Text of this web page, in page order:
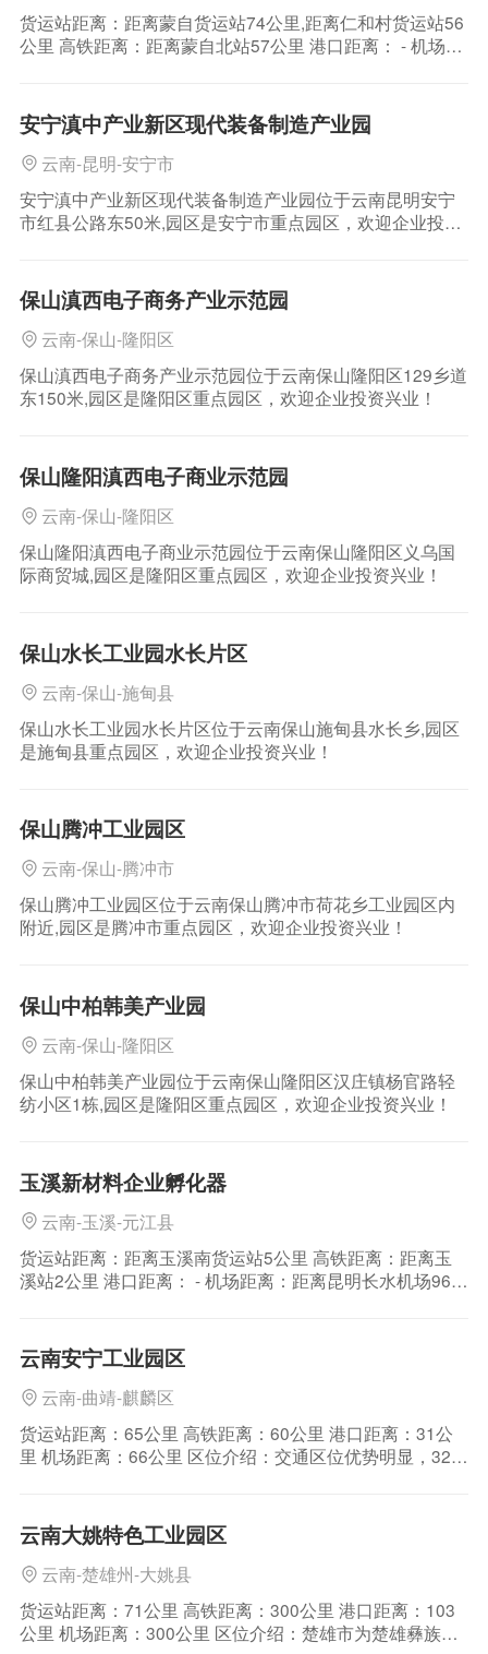
货运站距离：距离蒙自货运站74公里,距离仁和村货运站56
公里 高铁距离：距离蒙自北站57公里 港口距离： - 机场距
间，地处云南省东南部，北连昆明，东接文山，西邻玉
溪，南与越
安宁滇中产业新区现代装备制造产业园
云南-昆明-安宁市
安宁滇中产业新区现代装备制造产业园位于云南昆明安宁
市红县公路东50米,园区是安宁市重点园区，欢迎企业投资
保山滇西电子商务产业示范园
云南-保山-隆阳区
保山滇西电子商务产业示范园位于云南保山隆阳区129乡道
东150米,园区是隆阳区重点园区，欢迎企业投资兴业！
保山隆阳滇西电子商业示范园
云南-保山-隆阳区
保山隆阳滇西电子商业示范园位于云南保山隆阳区义乌国
际商贸城,园区是隆阳区重点园区，欢迎企业投资兴业！
保山水长工业园水长片区
云南-保山-施甸县
保山水长工业园水长片区位于云南保山施甸县水长乡,园区
是施甸县重点园区，欢迎企业投资兴业！
保山腾冲工业园区
云南-保山-腾冲市
保山腾冲工业园区位于云南保山腾冲市荷花乡工业园区内
附近,园区是腾冲市重点园区，欢迎企业投资兴业！
保山中柏韩美产业园
云南-保山-隆阳区
保山中柏韩美产业园位于云南保山隆阳区汉庄镇杨官路轻
纺小区1栋,园区是隆阳区重点园区，欢迎企业投资兴业！
玉溪新材料企业孵化器
云南-玉溪-元江县
货运站距离：距离玉溪南货运站5公里 高铁距离：距离玉
溪站2公里 港口距离： - 机场距离：距离昆明长水机场96公
101°16′~103°09′之间。北接省会昆明市，西南连普洱市，
东南邻红河哈尼族彝
云南安宁工业园区
云南-曲靖-麒麟区
货运站距离：65公里 高铁距离：60公里 港口距离：31公
里 机场距离：66公里 区位介绍：交通区位优势明显，320
形成互相交织，内外互通的铁路交通网路，是云南“国际大
通道”的重要西向枢纽，也是通往滇
云南大姚特色工业园区
云南-楚雄州-大姚县
货运站距离：71公里 高铁距离：300公里 港口距离：103
公里 机场距离：300公里 区位介绍：楚雄市为楚雄彝族自